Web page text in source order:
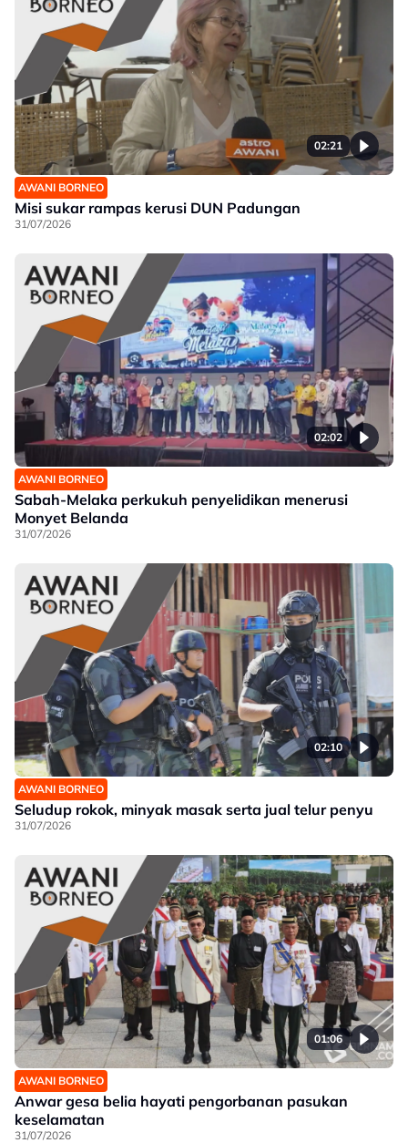
02:21
AWANI BORNEO
Misi sukar rampas kerusi DUN Padungan
31/07/2026
02:02
AWANI BORNEO
Sabah-Melaka perkukuh penyelidikan menerusi
Monyet Belanda
31/07/2026
02:10
AWANI BORNEO
Seludup rokok, minyak masak serta jual telur penyu
31/07/2026
01:06
AWANI BORNEO
Anwar gesa belia hayati pengorbanan pasukan
keselamatan
31/07/2026